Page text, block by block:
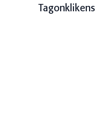
Tagonklikens